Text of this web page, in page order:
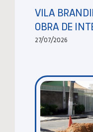
VILA
OBRA DE
27/07/2026